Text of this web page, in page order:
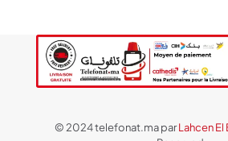
© 2024 telefonat.ma parLahcen El